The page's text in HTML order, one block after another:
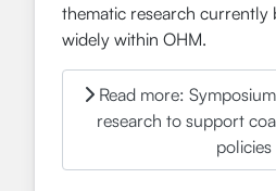
thematic research currently
widely within OHM.
Read more:
research to support
policies